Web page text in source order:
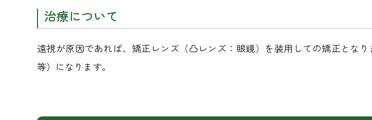
治療について
遠視が原因であれば、矯正レンズ（凸レンズ：眼鏡）を装用しての矯正とな
等）になります。